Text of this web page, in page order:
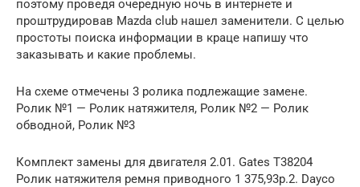
поэтому проведя очередную ночь в интернете и
проштрудировав Mazda club нашел заменители. С целью
простоты поиска информации в краце напишу что
заказывать и какие проблемы.
На схеме отмечены 3 ролика подлежащие замене.
Ролик №1 — Ролик натяжителя, Ролик №2 — Ролик
обводной, Ролик №3
Комплект замены для двигателя 2.01. Gates T38204
Ролик натяжителя ремня приводного 1 375,93р.2. Dayco